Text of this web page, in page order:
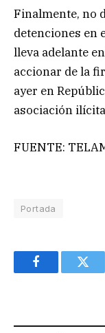
Finalmente, no
detenciones en
lleva adelante
accionar de la
ayer en
asociación
FUENTE:
Portada
Facebook